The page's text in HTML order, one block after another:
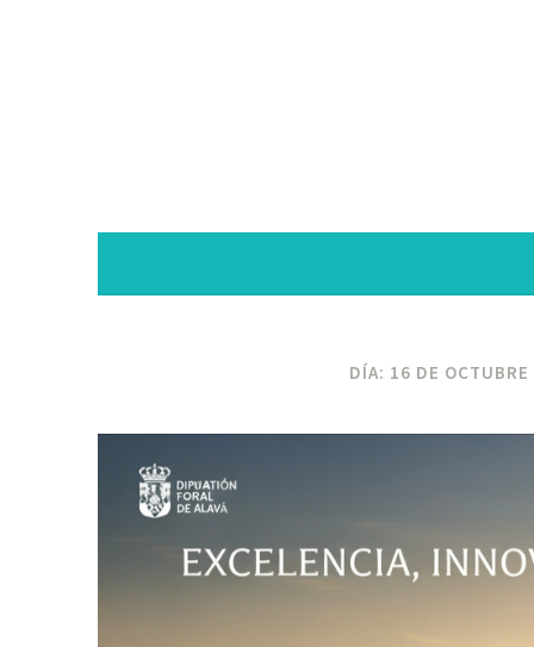
DÍA: 16 DE